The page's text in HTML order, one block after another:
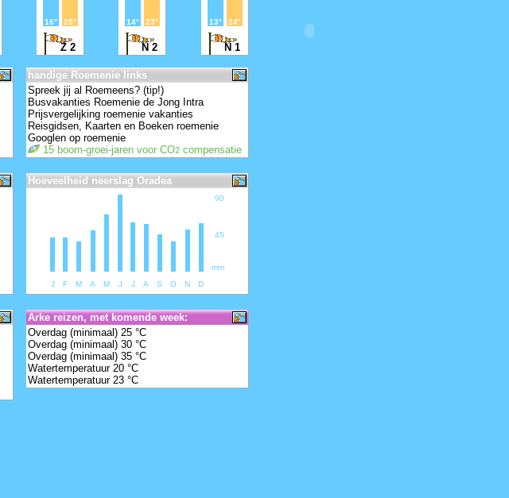
16° 25° 14° 23° 13° 24°
Z 2 N 2 N 1
handige Roemenie links
Spreek jij al Roemeens? (tip!)
Busvakanties Roemenie de Jong Intra
Prijsvergelijking roemenie vakanties
Reisgidsen, Kaarten en Boeken roemenie
Googlen op roemenie
15 boom-groei-jaren voor CO2 compensatie
Hoeveelheid neerslag Oradea
90
45
mm
J
F M A M J J A S O N D
Arke reizen, met komende week:
Overdag (minimaal) 25 °C
Overdag (minimaal) 30 °C
Overdag (minimaal) 35 °C
Watertemperatuur 20 °C
Watertemperatuur 23 °C